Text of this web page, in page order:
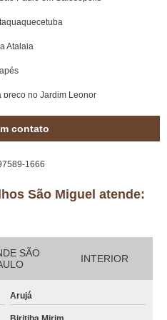
Atalaia
no Jardim Leonor
externa na Arco-Verde
Itapecerica da Serra
Santo
da Serra
contato
1666
São Miguel atende:
SÃO
INTERIOR
Arujá